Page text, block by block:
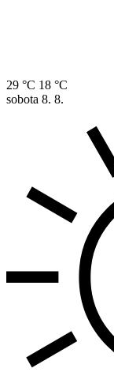
29 °C 18 °C
sobota 8. 8.